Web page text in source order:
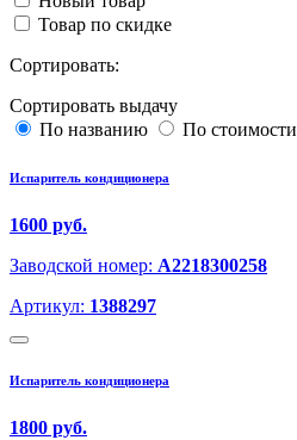
Товар по скидке
Сортировать:
Сортировать выдачу
По названию
По стоимости
Испаритель кондиционера
1600 руб.
Заводской номер: A2218300258
Артикул: 1388297
Испаритель кондиционера
1800 руб.